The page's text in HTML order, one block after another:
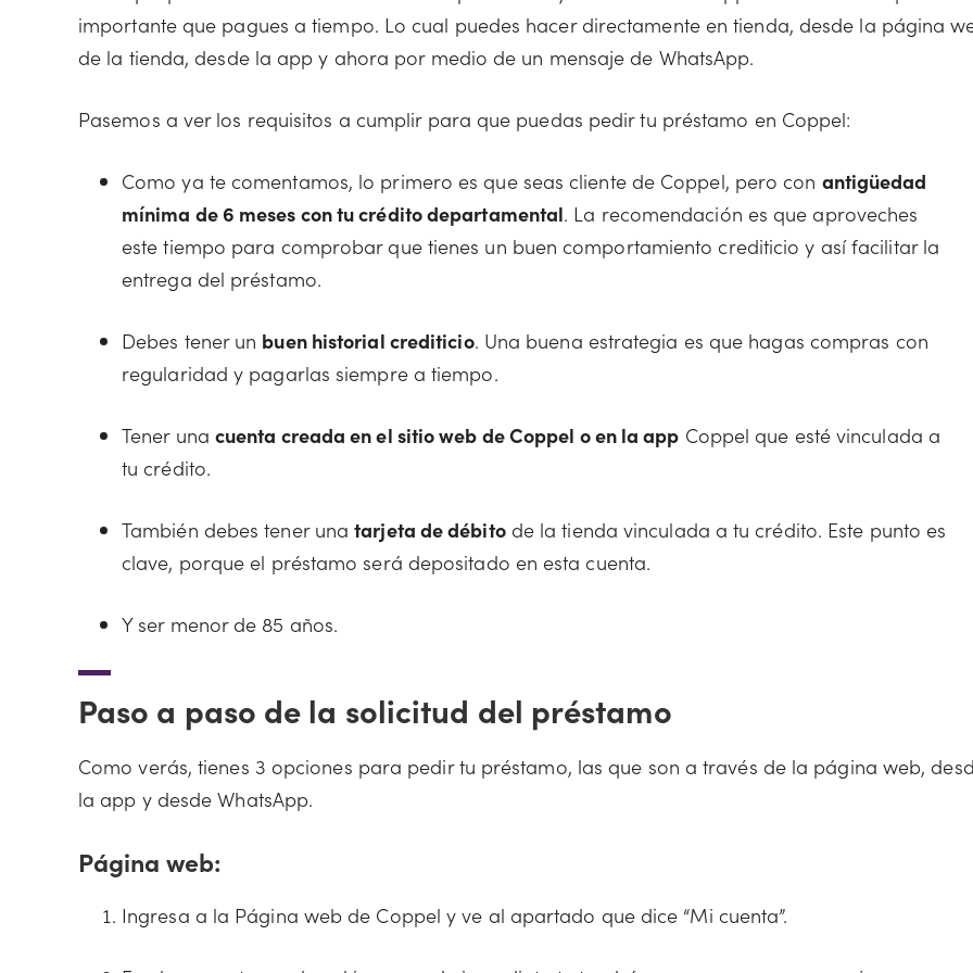
importante que pagues a tiempo. Lo cual puedes hacer directamente en tienda, desde la página
de la tienda, desde la app y ahora por medio de un mensaje de WhatsApp.
Pasemos a ver los requisitos a cumplir para que puedas pedir tu préstamo en Coppel:
Como ya te comentamos, lo primero es que seas cliente de Coppel, pero con antigüedad
mínima de 6 meses con tu crédito departamental. La recomendación es que aproveches
este tiempo para comprobar que tienes un buen comportamiento crediticio y así facilitar la
entrega del préstamo.
Debes tener un buen historial crediticio. Una buena estrategia es que hagas compras con
regularidad y pagarlas siempre a tiempo.
Tener una cuenta creada en el sitio web de Coppel o en la app Coppel que esté vinculada a
tu crédito.
También debes tener unatarjeta de débitode la tienda vinculada a tu crédito. Este punto es
clave, porque el préstamo será depositado en esta cuenta.
Y ser menor de 85 años.
Paso a paso de la solicitud del préstamo
Como verás, tienes 3 opciones para pedir tu préstamo, las que son a través de la página web,
la app y desde WhatsApp.
Página web:
Ingresa a la Página web de Coppel y ve al apartado que dice “Mi cuenta”.